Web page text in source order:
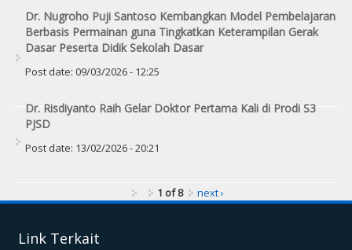
Dr. Nugroho Puji Santoso Kembangkan Model Pembelajaran
Berbasis Permainan guna Tingkatkan Keterampilan Gerak
Dasar Peserta Didik Sekolah Dasar
Post date: 09/03/2026 - 12:25
Dr. Risdiyanto Raih Gelar Doktor Pertama Kali di Prodi S3
PJSD
Post date: 13/02/2026 - 20:21
1 of 8 next ›
Link Terkait